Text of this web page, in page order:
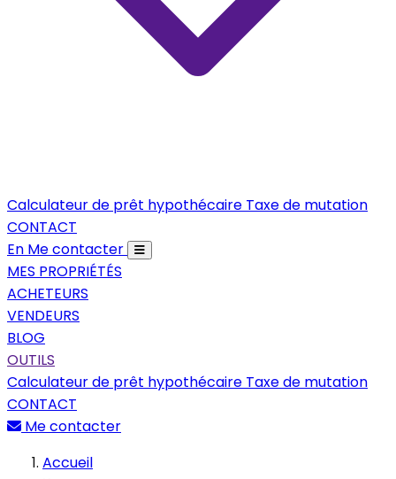
Calculateur de prêt hypothécaire Taxe de mutation
CONTACT
En Me contacter
MES PROPRIÉTÉS
ACHETEURS
VENDEURS
BLOG
OUTILS
Calculateur de prêt hypothécaire Taxe de mutation
CONTACT
Me contacter
Accueil